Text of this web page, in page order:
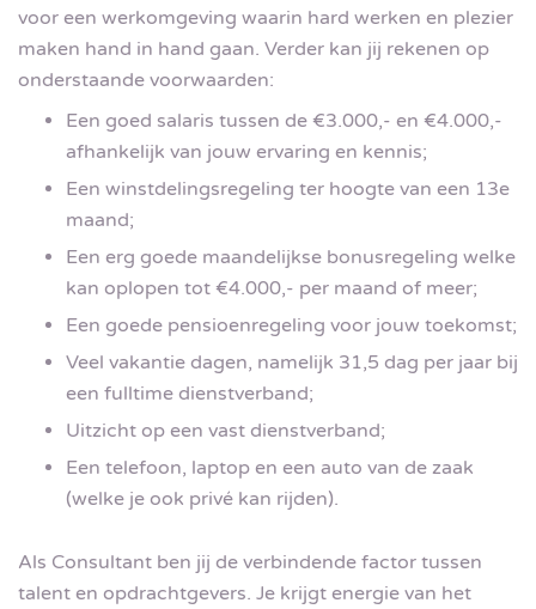
voor een werkomgeving waarin hard werken en plezier
maken hand in hand gaan. Verder kan jij rekenen op
onderstaande voorwaarden:
Een goed salaris tussen de €3.000,- en €4.000,-
afhankelijk van jouw ervaring en kennis;
Een winstdelingsregeling ter hoogte van een 13e
maand;
Een erg goede maandelijkse bonusregeling welke
kan oplopen tot €4.000,- per maand of meer;
Een goede pensioenregeling voor jouw toekomst;
Veel vakantie dagen, namelijk 31,5 dag per jaar bij
een fulltime dienstverband;
Uitzicht op een vast dienstverband;
Een telefoon, laptop en een auto van de zaak
(welke je ook privé kan rijden).
Als Consultant ben jij de verbindende factor tussen
talent en opdrachtgevers. Je krijgt energie van het